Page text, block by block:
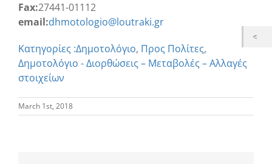
Fax:27441-01112
email:dhmotologio@loutraki.gr
Κατηγορίες :Δημοτολόγιο, Προς Πολίτες,
Δημοτολόγιο - Διορθώσεις – Μεταβολές – Αλλαγές
στοιχείων
March 1st, 2018